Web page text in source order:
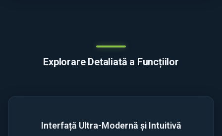
Explorare Detaliată a Funcțiilor
Interfață Ultra-Modernă și Intuitivă